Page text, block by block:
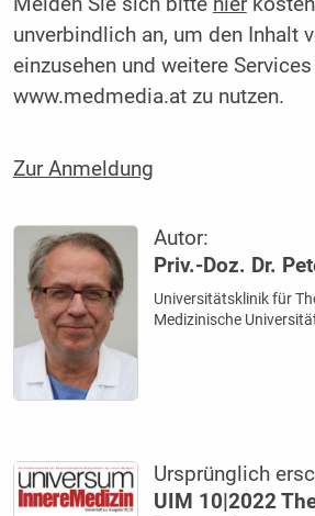
unverbindlich an, um den Inhalt
einzusehen und weitere
www.medmedia.at zu nutzen.
Zur Anmeldung
Autor:
Priv.-Doz. Dr.
Universitätsklinik für
Medizinische
Ursprünglich
UIM 10|2022